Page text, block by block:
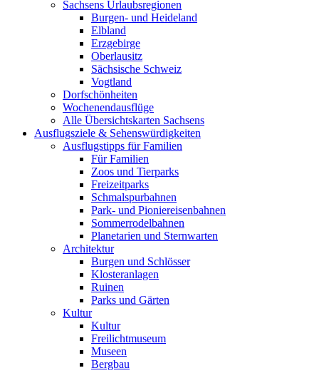
Sachsens Urlaubsregionen
Burgen- und Heideland
Elbland
Erzgebirge
Oberlausitz
Sächsische Schweiz
Vogtland
Dorfschönheiten
Wochenendausflüge
Alle Übersichtskarten Sachsens
Ausflugsziele & Sehenswürdigkeiten
Ausflugstipps für Familien
Für Familien
Zoos und Tierparks
Freizeitparks
Schmalspurbahnen
Park- und Pioniereisenbahnen
Sommerrodelbahnen
Planetarien und Sternwarten
Architektur
Burgen und Schlösser
Klosteranlagen
Ruinen
Parks und Gärten
Kultur
Kultur
Freilichtmuseum
Museen
Bergbau